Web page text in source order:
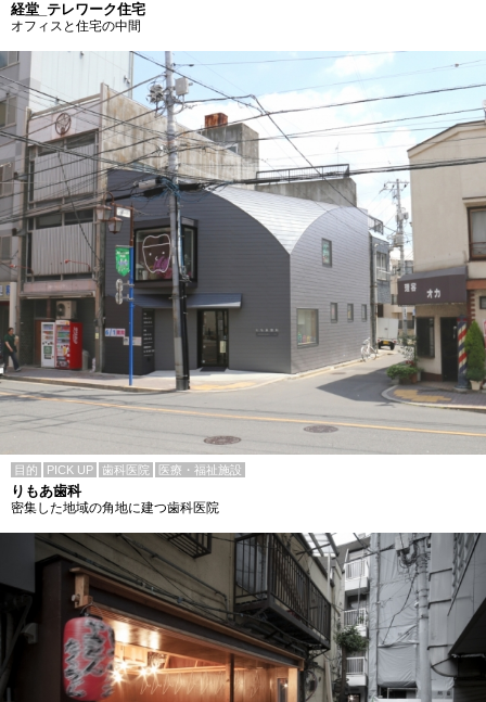
経堂_テレワーク住宅
オフィスと住宅の中間
目的 PICK UP 歯科医院 医療・福祉施設
りもあ歯科
密集した地域の角地に建つ歯科医院